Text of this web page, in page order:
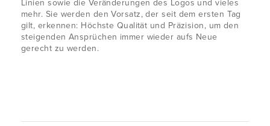
Linien sowie die Veränderungen des Logos und vieles
mehr. Sie werden den Vorsatz, der seit dem ersten Tag
gilt, erkennen: Höchste Qualität und Präzision, um den
steigenden Ansprüchen immer wieder aufs Neue
gerecht zu werden.